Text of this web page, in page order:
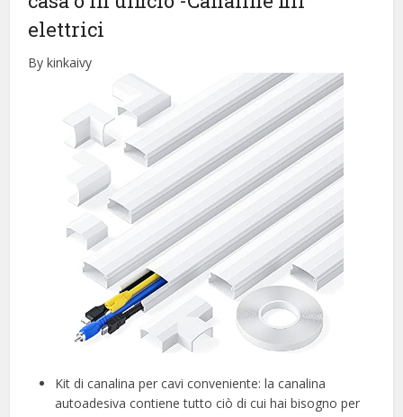
elettrici
By kinkaivy
Kit di canalina per cavi conveniente: la canalina
autoadesiva contiene tutto ciò di cui hai bisogno per